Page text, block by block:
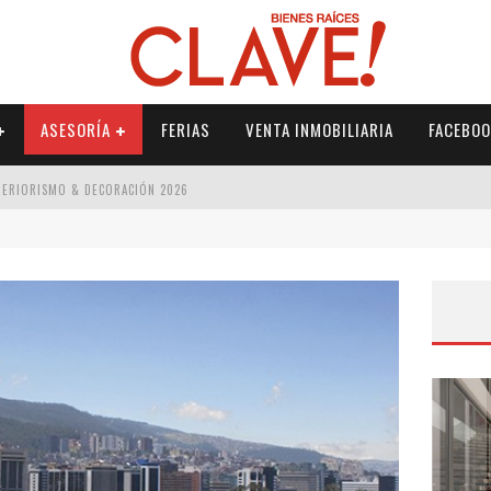
ASESORÍA FERIAS VENTA INMOBILIARIA
& DECORACIÓN 2026
2026